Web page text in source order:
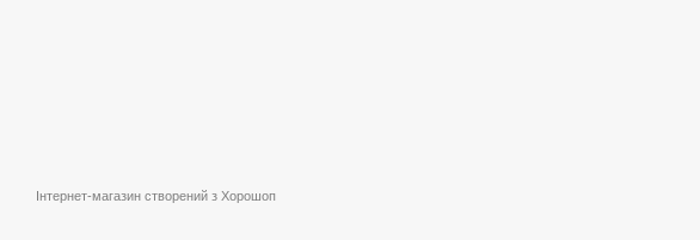
Інтернет-магазин створений з Хорошоп